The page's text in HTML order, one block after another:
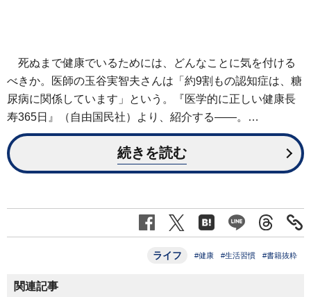
死ぬまで健康でいるためには、どんなことに気を付ける
べきか。医師の玉谷実智夫さんは「約9割もの認知症は、糖
尿病に関係しています」という。『医学的に正しい健康長
寿365日』（自由国民社）より、紹介する――。…
続きを読む
ライフ #健康 #生活習慣 #書籍抜粋
関連記事